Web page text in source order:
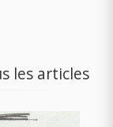
les articles